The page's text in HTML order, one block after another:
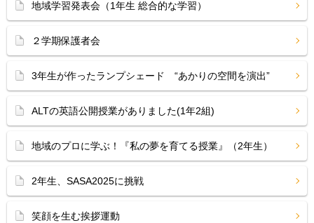
地域学習発表会（1年生 総合的な学習）
２学期保護者会
3年生が作ったランプシェード “あかりの空間を演出”
ALTの英語公開授業がありました(1年2組)
地域のプロに学ぶ！『私の夢を育てる授業』（2年生）
2年生、SASA2025に挑戦
笑顔を生む挨拶運動